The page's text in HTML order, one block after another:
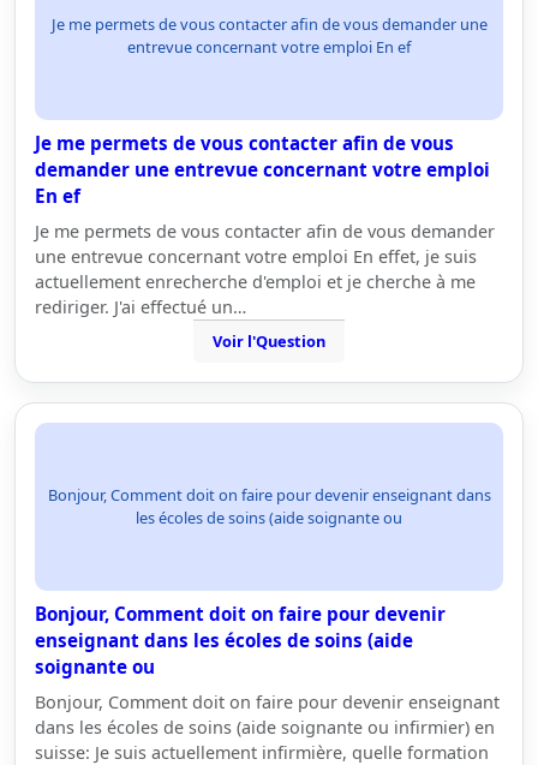
Je me permets de vous contacter afin de vous demander une
entrevue concernant votre emploi En ef
Je me permets de vous contacter afin de vous
demander une entrevue concernant votre emploi
En ef
Je me permets de vous contacter afin de vous demander
une entrevue concernant votre emploi En effet, je suis
actuellement enrecherche d'emploi et je cherche à me
rediriger. J'ai effectué un…
Voir l'Question
Bonjour, Comment doit on faire pour devenir enseignant dans
les écoles de soins (aide soignante ou
Bonjour, Comment doit on faire pour devenir
enseignant dans les écoles de soins (aide
soignante ou
Bonjour, Comment doit on faire pour devenir enseignant
dans les écoles de soins (aide soignante ou infirmier) en
suisse: Je suis actuellement infirmière, quelle formation